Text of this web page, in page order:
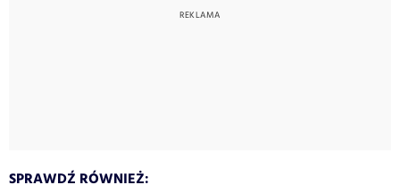
SPRAWDŹ RÓWNIEŻ: